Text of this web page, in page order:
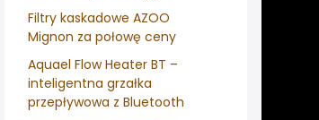
Filtry kaskadowe AZOO
Mignon za połowę ceny
Aquael Flow Heater BT –
inteligentna grzałka
przepływowa z Bluetooth